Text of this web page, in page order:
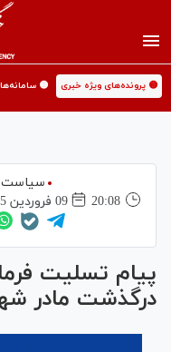
🟡 پرونده‌های ویژه خبری 🟡
سیاست
20:08
09 فروردين 1405
پیام تسلیت
درگذشت مادر